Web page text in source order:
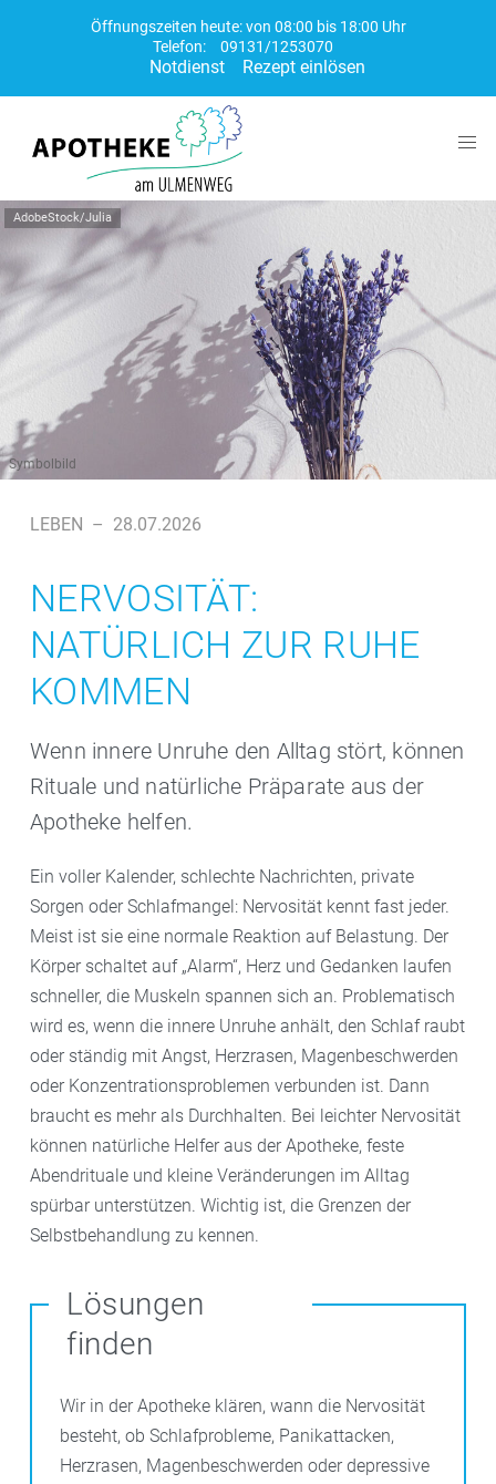
Öffnungszeiten heute: von 08:00 bis 18:00 Uhr
Telefon:
09131/1253070
Notdienst Rezept einlösen
AdobeStock/Julia
Symbolbild
LEBEN – 28.07.2026
NERVOSITÄT:
NATÜRLICH ZUR RUHE
KOMMEN
Wenn innere Unruhe den Alltag stört, können
Rituale und natürliche Präparate aus der
Apotheke helfen.
Ein voller Kalender, schlechte Nachrichten, private
Sorgen oder Schlafmangel: Nervosität kennt fast jeder.
Meist ist sie eine normale Reaktion auf Belastung. Der
Körper schaltet auf „Alarm“, Herz und Gedanken laufen
schneller, die Muskeln spannen sich an. Problematisch
wird es, wenn die innere Unruhe anhält, den Schlaf raubt
oder ständig mit Angst, Herzrasen, Magenbeschwerden
oder Konzentrationsproblemen verbunden ist. Dann
braucht es mehr als Durchhalten. Bei leichter Nervosität
können natürliche Helfer aus der Apotheke, feste
Abendrituale und kleine Veränderungen im Alltag
spürbar unterstützen. Wichtig ist, die Grenzen der
Selbstbehandlung zu kennen.
Lösungen
finden
Wir in der Apotheke klären, wann die Nervosität
besteht, ob Schlafprobleme, Panikattacken,
Herzrasen, Magenbeschwerden oder depressive